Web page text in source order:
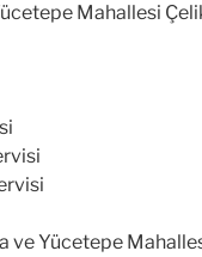
Mahallesi
ve Yücetepe